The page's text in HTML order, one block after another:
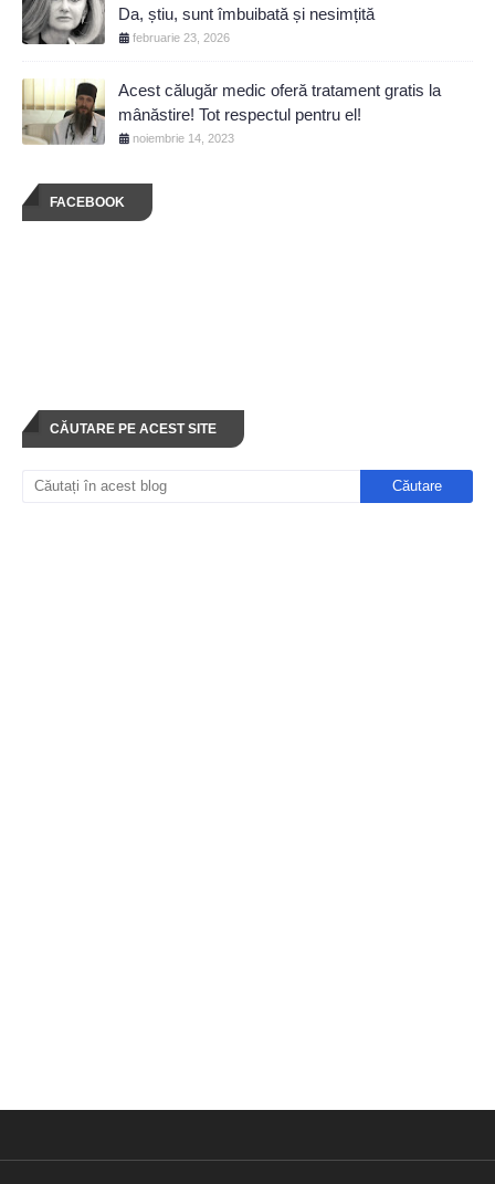
Da, știu, sunt îmbuibată și nesimțită
februarie 23, 2026
Acest călugăr medic oferă tratament gratis la
mânăstire! Tot respectul pentru el!
noiembrie 14, 2023
FACEBOOK
CĂUTARE PE ACEST SITE